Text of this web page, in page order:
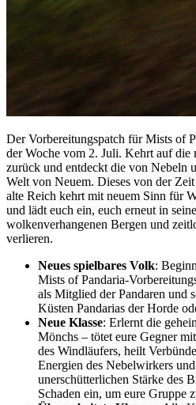
Der Vorbereitungspatch für Mists of
der Woche vom 2. Juli. Kehrt auf die
zurück und entdeckt die von Nebeln
Welt von Neuem. Dieses von der
alte Reich kehrt mit neuem Sinn für
und lädt euch ein, euch erneut in
wolkenverhangenen Bergen und
verlieren.
Neues spielbares Volk:
Mists of Pandaria-
als Mitglied der Pandaren und
Küsten Pandarias der Horde
Neue Klasse: Erlernt die
Mönchs – tötet eure Gegner
des Windläufers, heilt
Energien des Nebelwirkers
unerschütterlichen Stärke des
Schaden ein, um eure Gruppe